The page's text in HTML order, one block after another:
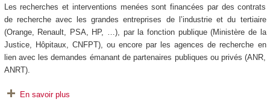
Les recherches et interventions menées sont financées par des contrats
de recherche avec les grandes entreprises de l’industrie et du tertiaire
(Orange, Renault, PSA, HP, …), par la fonction publique (Ministère de la
Justice, Hôpitaux, CNFPT), ou encore par les agences de recherche en
lien avec les demandes émanant de partenaires publiques ou privés (ANR,
ANRT).
En savoir plus